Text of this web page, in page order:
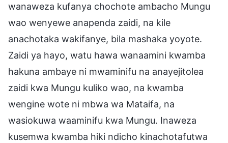
wanaweza kufanya chochote ambacho Mungu
wao wenyewe anapenda zaidi, na kile
anachotaka wakifanye, bila mashaka yoyote.
Zaidi ya hayo, watu hawa wanaamini kwamba
hakuna ambaye ni mwaminifu na anayejitolea
zaidi kwa Mungu kuliko wao, na kwamba
wengine wote ni mbwa wa Mataifa, na
wasiokuwa waaminifu kwa Mungu. Inaweza
kusemwa kwamba hiki ndicho kinachotafutwa